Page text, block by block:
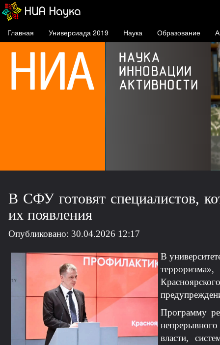
Главная Универсиада 2019 Наука Образование
В СФУ готовят специалистов,
их появления
Опубликовано: 30.04.2026 12:17
В
Программу
власти,